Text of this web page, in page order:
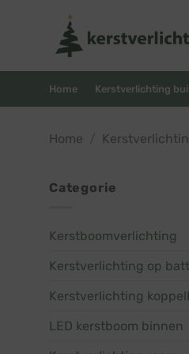
Home Kerstverlichting
Home
Categorie
Kerstboomverlichting
Kerstverlichting op
Kerstverlichting
LED kerstboom binnen